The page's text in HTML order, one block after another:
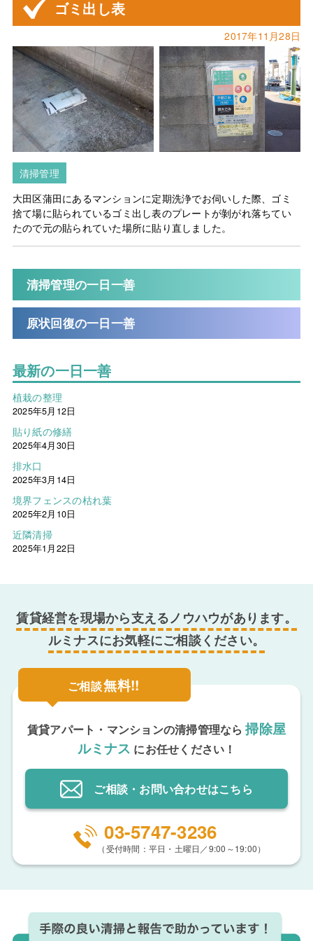
清掃管理の一日一善
原状回復の一日一善
最新の一日一善
植栽の整理
2025年5月12日
貼り紙の修繕
2025年4月30日
排水口
2025年3月14日
境界フェンスの枯れ葉
2025年2月10日
近隣清掃
2025年1月22日
ゴミ出し表
2017年11月28日
清掃管理
大田区蒲田にあるマンションに定期洗浄でお伺いした際、ゴミ
捨て場に貼られているゴミ出し表のプレートが剝がれ落ちてい
たので元の貼られていた場所に貼り直しました。
賃貸経営を現場から支えるノウハウがあります。
ルミナスにお気軽にご相談ください。
ご相談無料!!
賃貸アパート・マンションの清掃管理なら 掃除屋
ルミナス にお任せください！
ご相談・お問い合わせはこちら
03-5747-3236
（受付時間：平日・土曜日／9:00～19:00）